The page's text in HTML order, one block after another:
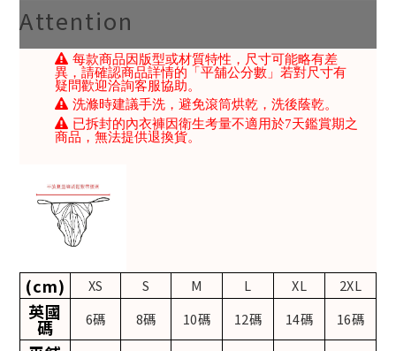
Attention
每款商品因版型或材質特性，尺寸可能略有差
異，請確認商品詳情的「平舖公分數」若對尺寸有
疑問歡迎洽詢客服協助。
洗滌時建議手洗，避免滾筒烘乾，洗後蔭乾。
已拆封的內衣褲因衛生考量不適用於7天鑑賞期之
商品，無法提供退換貨。
(cm) XS S M L XL 2XL
英國
碼 6碼 8碼 10碼 12碼 14碼 16碼